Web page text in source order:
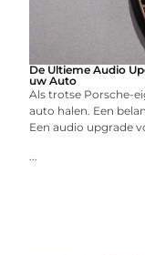
De Ultieme Audio
uw Auto
Als trotse Porsche-
auto halen. Een
Een audio upgrade
...